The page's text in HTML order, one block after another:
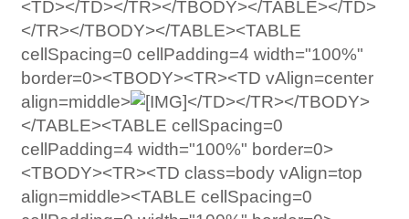
<TD></TD></TR></TBODY></TABLE></TD>
</TR></TBODY></TABLE><TABLE
cellSpacing=0 cellPadding=4 width="100%"
border=0><TBODY><TR><TD vAlign=center
align=middle>
</TD></TR></TBODY>
</TABLE><TABLE cellSpacing=0
cellPadding=4 width="100%" border=0>
<TBODY><TR><TD class=body vAlign=top
align=middle><TABLE cellSpacing=0